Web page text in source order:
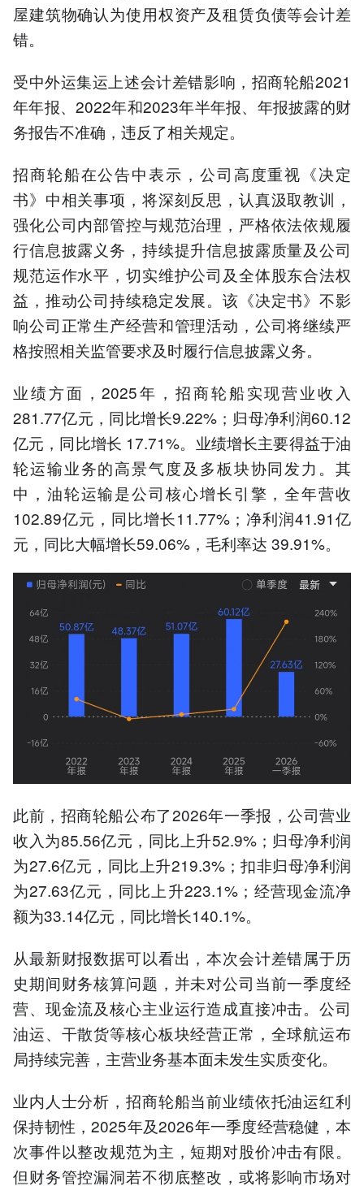
屋建筑物确认为使用权资产及租赁负债等会计差
错。
受中外运集运上述会计差错影响，招商轮船2021
年年报、2022年和2023年半年报、年报披露的财
务报告不准确，违反了相关规定。
招商轮船在公告中表示，公司高度重视《决定
书》中相关事项，将深刻反思，认真汲取教训，
强化公司内部管控与规范治理，严格依法依规履
行信息披露义务，持续提升信息披露质量及公司
规范运作水平，切实维护公司及全体股东合法权
益，推动公司持续稳定发展。该《决定书》不影
响公司正常生产经营和管理活动，公司将继续严
格按照相关监管要求及时履行信息披露义务。
业绩方面，2025年，招商轮船实现营业收入
281.77亿元，同比增长9.22%；归母净利润60.12
亿元，同比增长 17.71%。业绩增长主要得益于油
轮运输业务的高景气度及多板块协同发力。其
中，油轮运输是公司核心增长引擎，全年营收
102.89亿元，同比增长11.77%；净利润41.91亿
元，同比大幅增长59.06%，毛利率达 39.91%。
此前，招商轮船公布了2026年一季报，公司营业
收入为85.56亿元，同比上升52.9%；归母净利润
为27.6亿元，同比上升219.3%；扣非归母净利润
为27.63亿元，同比上升223.1%；经营现金流净
额为33.14亿元，同比增长140.1%。
从最新财报数据可以看出，本次会计差错属于历
史期间财务核算问题，并未对公司当前一季度经
营、现金流及核心主业运行造成直接冲击。公司
油运、干散货等核心板块经营正常，全球航运布
局持续完善，主营业务基本面未发生实质变化。
业内人士分析，招商轮船当前业绩依托油运红利
保持韧性，2025年及2026年一季度经营稳健，本
次事件以整改规范为主，短期对股价冲击有限。
但财务管控漏洞若不彻底整改，或将影响市场对